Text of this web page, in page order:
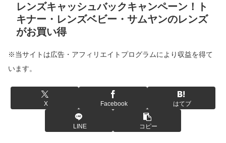
レンズキャッシュバックキャンペーン！ト
キナー・レンズベビー・サムヤンのレンズ
がお買い得
※当サイトは広告・アフィリエイトプログラムにより収益を得て
います。
X Facebook はてブ
LINE コピー